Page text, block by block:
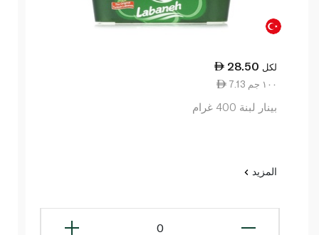
28.50 لكل
7.13 ١٠٠ جم
بينار لبنة 400 غرام
المزيد
0